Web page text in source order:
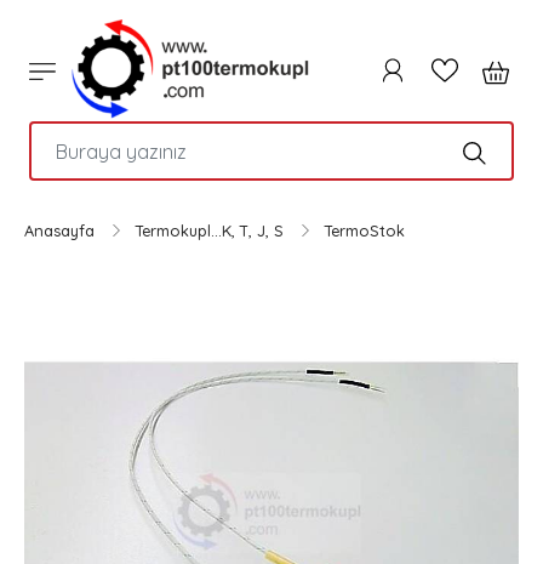
Anasayfa Termokupl...K, T, J, S TermoStok